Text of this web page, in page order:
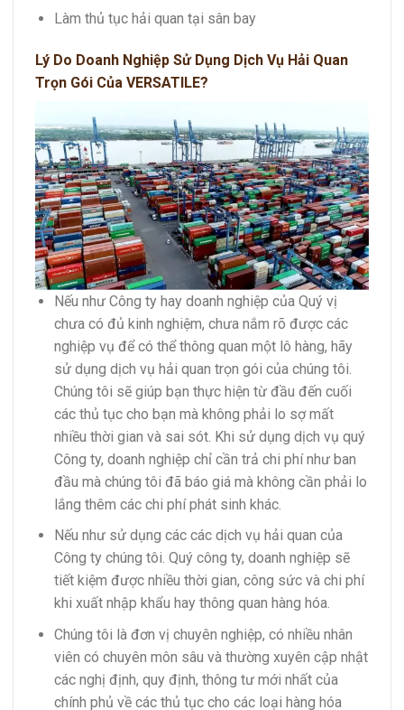
Làm thủ tục hải quan tại sân bay
Lý Do Doanh Nghiệp Sử Dụng Dịch Vụ Hải Quan
Trọn Gói Của VERSATILE?
Nếu như Công ty hay doanh nghiệp của Quý vị
chưa có đủ kinh nghiệm, chưa nắm rõ được các
nghiệp vụ để có thể thông quan một lô hàng, hãy
sử dụng dịch vụ hải quan trọn gói của chúng tôi.
Chúng tôi sẽ giúp bạn thực hiện từ đầu đến cuối
các thủ tục cho bạn mà không phải lo sợ mất
nhiều thời gian và sai sót. Khi sử dụng dịch vụ quý
Công ty, doanh nghiệp chỉ cần trả chi phí như ban
đầu mà chúng tôi đã báo giá mà không cần phải lo
lắng thêm các chi phí phát sinh khác.
Nếu như sử dụng các các dịch vụ hải quan của
Công ty chúng tôi. Quý công ty, doanh nghiệp sẽ
tiết kiệm được nhiều thời gian, công sức và chi phí
khi xuất nhập khẩu hay thông quan hàng hóa.
Chúng tôi là đơn vị chuyên nghiệp, có nhiều nhân
viên có chuyên môn sâu và thường xuyên cập nhật
các nghị định, quy định, thông tư mới nhất của
chính phủ về các thủ tục cho các loại hàng hóa